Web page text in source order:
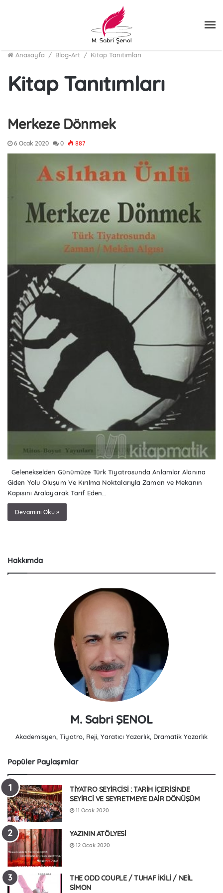
Anasayfa / Blog-Art / Kitap Tanıtımları
Kitap Tanıtımları
Merkeze Dönmek
6 Ocak 2020 0 887
Gelenekselden Günümüze Türk Tiyatrosunda Anlamlar Alanına
Giden Yolu Oluşum Ve Kırılma Noktalarıyla Zaman ve Mekanın
Kapısını Aralayarak Tarif Eden…
Devamını Oku »
Hakkımda
M. Sabri ŞENOL
Akademisyen, Tiyatro, Reji, Yaratıcı Yazarlık, Dramatik Yazarlık
Popüler Paylaşımlar
TİYATRO SEYİRCİSİ : TARİH İÇERİSİNDE
SEYİRCİ VE SEYRETMEYE DAİR DÖNÜŞÜM
11 Ocak 2020
YAZININ ATÖLYESİ
12 Ocak 2020
THE ODD COUPLE / TUHAF İKİLİ / NEİL
SİMON